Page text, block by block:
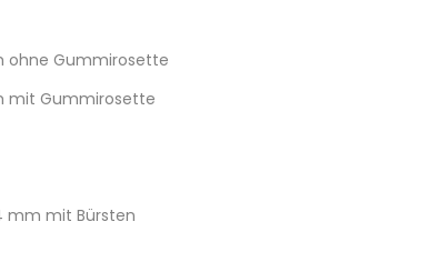
ohne Gummirosette
mit Gummirosette
mm mit Bürsten